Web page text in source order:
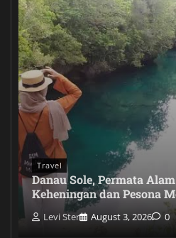
Travel
Danau Sole, Permata
Keheningan dan Pesona
Levi Ster August 3, 2026 0